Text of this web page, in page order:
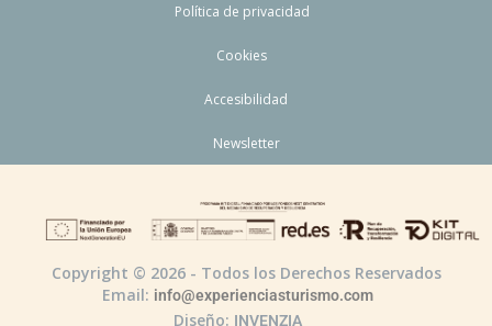
Política de privacidad
Cookies
Accesibilidad
Newsletter
Copyright © 2026 - Todos los Derechos Reservados
Email: info@experienciasturismo.com
Diseño: INVENZIA